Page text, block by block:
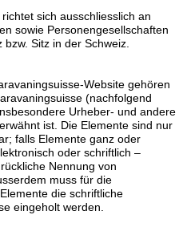
sich ausschliesslich an
sowie Personengesellschaften
Sitz in der Schweiz.
Website gehören
(nachfolgend
Urheber- und andere
ist. Die Elemente sind nur
falls Elemente ganz oder
oder schriftlich –
Nennung von
muss für die
die schriftliche
eingeholt werden.